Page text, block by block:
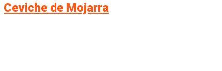
Ceviche de Mojarra